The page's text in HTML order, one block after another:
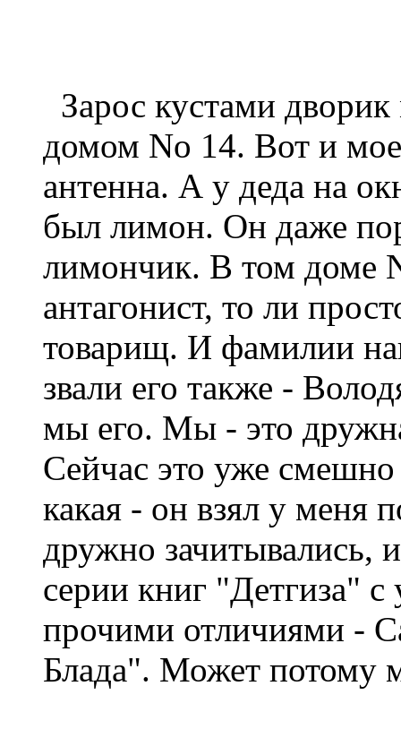
Зарос кустами
домом No 14. Вот и
антенна. А у деда на
был лимон. Он даже
лимончик. В том доме
антагонист, то ли
товарищ. И фамилии
звали его также -
мы его. Мы - это
Сейчас это уже
какая - он взял у меня
дружно зачитывались,
серии книг "Детгиза"
прочими отличиями -
Блада". Может потому